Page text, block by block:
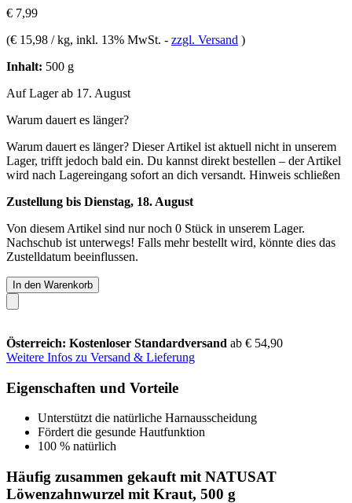
€ 7,99
(€ 15,98 / kg, inkl. 13% MwSt. - zzgl. Versand )
Inhalt: 500 g
Auf Lager ab 17. August
Warum dauert es länger?
Warum dauert es länger? Dieser Artikel ist aktuell nicht in unserem
Lager, trifft jedoch bald ein. Du kannst direkt bestellen – der Artikel
wird nach Lagereingang sofort an dich versandt. Hinweis schließen
Zustellung bis Dienstag, 18. August
Von diesem Artikel sind nur noch 0 Stück in unserem Lager.
Nachschub ist unterwegs! Falls mehr bestellt wird, könnte dies das
Zustelldatum beeinflussen.
In den Warenkorb
Österreich: Kostenloser Standardversand ab € 54,90
Weitere Infos zu Versand & Lieferung
Eigenschaften und Vorteile
Unterstützt die natürliche Harnausscheidung
Fördert die gesunde Hautfunktion
100 % natürlich
Häufig zusammen gekauft mit NATUSAT
Löwenzahnwurzel mit Kraut, 500 g